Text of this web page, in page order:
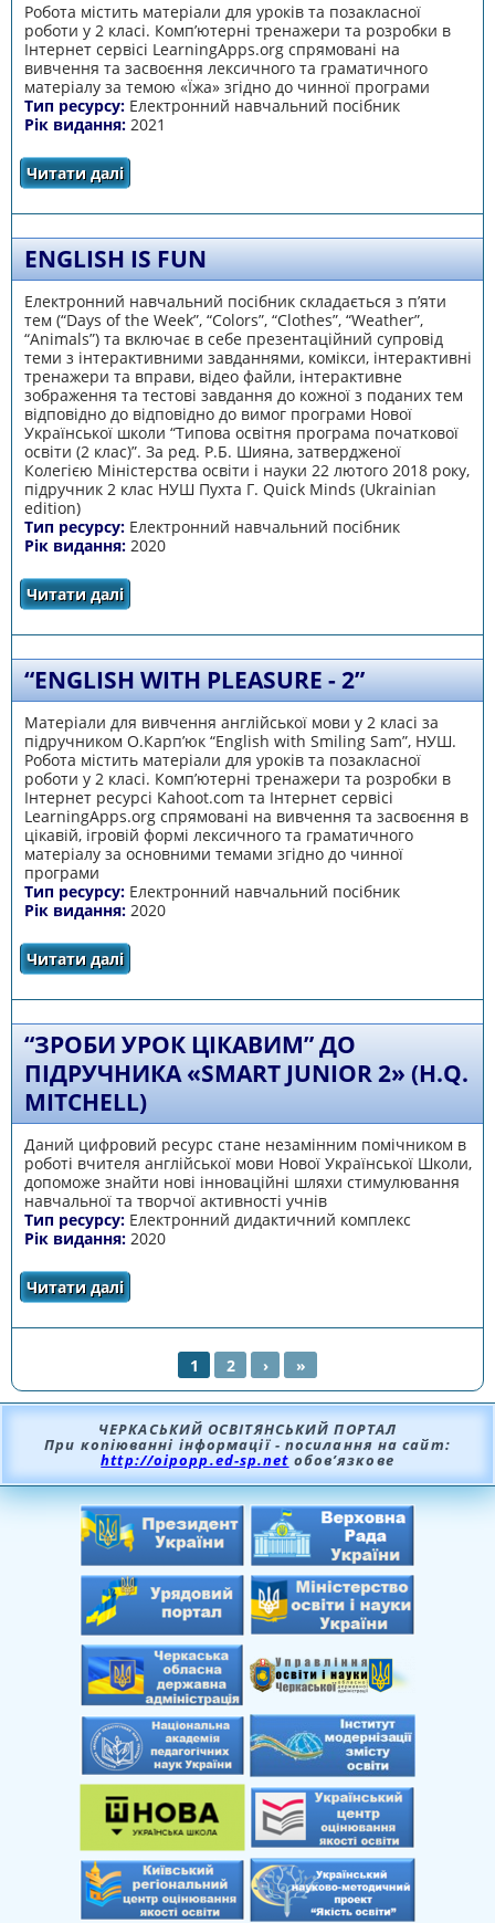
Робота містить матеріали для уроків та позакласної
роботи у 2 класі. Комп’ютерні тренажери та розробки в
Інтернет сервісі LearningАpps.org спрямовані на
вивчення та засвоєння лексичного та граматичного
матеріалу за темою «Їжа» згідно до чинної програми
Тип ресурсу: Електронний навчальний посібник
Рік видання: 2021
Читати даліпро English is fun
ENGLISH IS FUN
Електронний навчальний посібник складається з п’яти
тем (“Days of the Week”, “Colors”, “Clothes”, “Weather”,
“Animals”) та включає в себе презентаційний супровід
теми з інтерактивними завданнями, комікси, інтерактивні
тренажери та вправи, відео файли, інтерактивне
зображення та тестові завдання до кожної з поданих тем
відповідно до відповідно до вимог програми Нової
Української школи “Типова освітня програма початкової
освіти (2 клас)”. За ред. Р.Б. Шияна, затвердженої
Колегією Міністерства освіти і науки 22 лютого 2018 року,
підручник 2 клас НУШ Пухта Г. Quick Minds (Ukrainian
edition)
Тип ресурсу: Електронний навчальний посібник
Рік видання: 2020
Читати даліпро English is Fun
“ENGLISH WITH PLEASURE - 2”
Матеріали для вивчення англійської мови у 2 класі за
підручником О.Карп’юк “English with Smiling Sam”, НУШ.
Робота містить матеріали для уроків та позакласної
роботи у 2 класі. Комп’ютерні тренажери та розробки в
Інтернет ресурсі Kahoot.com та Інтернет сервісі
LearningАpps.org спрямовані на вивчення та засвоєння в
цікавій, ігровій формі лексичного та граматичного
матеріалу за основними темами згідно до чинної
програми
Тип ресурсу: Електронний навчальний посібник
Рік видання: 2020
Читати даліпро “English with Pleasure - 2”
“ЗРОБИ УРОК ЦІКАВИМ” ДО
ПІДРУЧНИКА «SMART JUNIOR 2» (H.Q.
MITCHELL)
Даний цифровий ресурс стане незамінним помічником в
роботі вчителя англійської мови Нової Української Школи,
допоможе знайти нові інноваційні шляхи стимулювання
навчальної та творчої активності учнів
Тип ресурсу: Електронний дидактичний комплекс
Рік видання: 2020
Читати далі
СТОРІНКИ
1 2 › »
ЧЕРКАСЬКИЙ ОСВІТЯНСЬКИЙ ПОРТАЛ
При копіюванні інформації - посилання на сайт:
http://oipopp.ed-sp.net обов’язкове